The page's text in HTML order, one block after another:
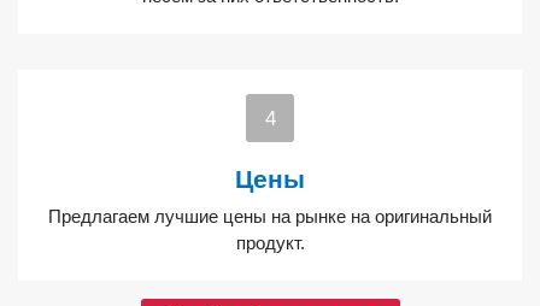
Цены
Предлагаем лучшие цены на рынке на оригинальный
продукт.